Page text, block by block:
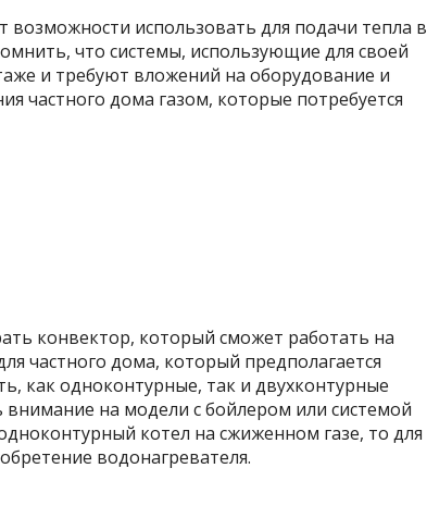
использовать для подачи тепла в
что системы, использующие для своей
и требуют вложений на оборудование и
частного дома газом, которые потребуется
конвектор, который сможет работать на
частного дома, который предполагается
как одноконтурные, так и двухконтурные
на модели с бойлером или системой
котел на сжиженном газе, то для
водонагревателя.